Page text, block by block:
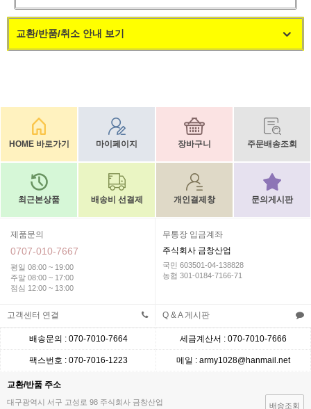
교환/반품/취소 안내 보기
HOME 바로가기 마이페이지 장바구니 주문배송조회
최근본상품 배송비 선결제 개인결제창 문의게시판
제품문의
0707-010-7667
평일 08:00 ~ 19:00
주말 08:00 ~ 17:00
점심 12:00 ~ 13:00
무통장 입금계좌
주식회사 금창산업
국민 603501-04-138828
농협 301-0184-7166-71
고객센터 연결 Q & A 게시판
배송문의 : 070-7010-7664 세금계산서 : 070-7010-7666
팩스번호 : 070-7016-1223 메일 : army1028@hanmail.net
교환/반품 주소
대구광역시 서구 고성로 98 주식회사 금창산업 배송조회